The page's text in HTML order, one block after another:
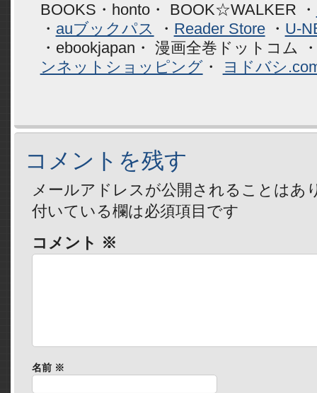
BOOKS・honto・ BOOK☆WALKER ・
・ auブックパス ・ Reader Store・ U-
・ebookjapan・ 漫画全巻ドットコム
ンネットショッピング・ ヨドバシ
コメントを残す
メールアドレスが公開されることはあ
付いている欄は必須項目です
コメント ※
名前 ※